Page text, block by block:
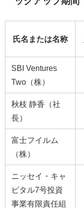
氏名または名称
SBI Ventures
Two（株）
秋枝 静香（社
長）
富士フイルム
（株）
ニッセイ・キャ
ピタル7号投資
事業有限責任組